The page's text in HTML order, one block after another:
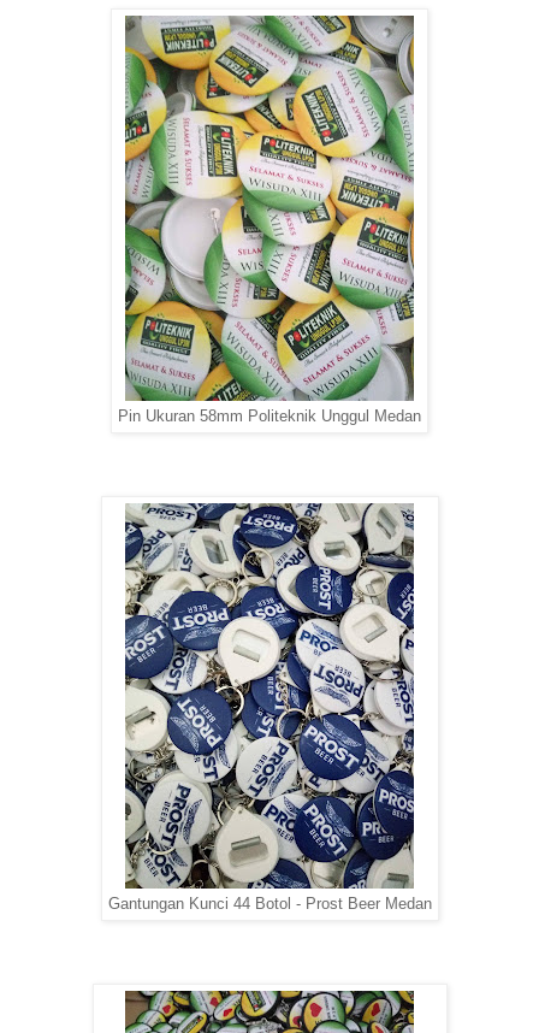
Pin Ukuran 58mm Politeknik Unggul Medan
Gantungan Kunci 44 Botol - Prost Beer Medan